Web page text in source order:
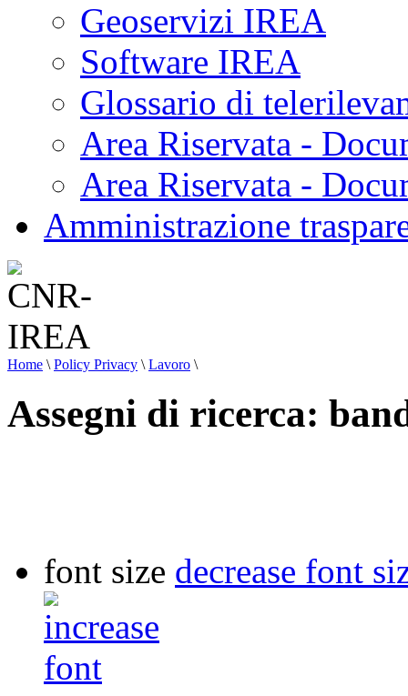
Geoservizi IREA
Software IREA
Glossario di
Area Riservata -
Area Riservata -
Amministrazione
Home \ Policy Privacy \ Lavoro \
Assegni di ricerca:
font size decrease font